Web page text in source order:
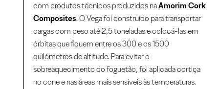
com produtos técnicos produzidos naAmorim Cork
Composites. O Vega foi construído para transportar
cargas com peso até 2,5 toneladas e colocá-las em
órbitas que fiquem entre os 300 e os 1500
quilómetros de altitude. Para evitar o
sobreaquecimento do foguetão, foi aplicada cortiça
no cone e nas áreas mais sensíveis às temperaturas.